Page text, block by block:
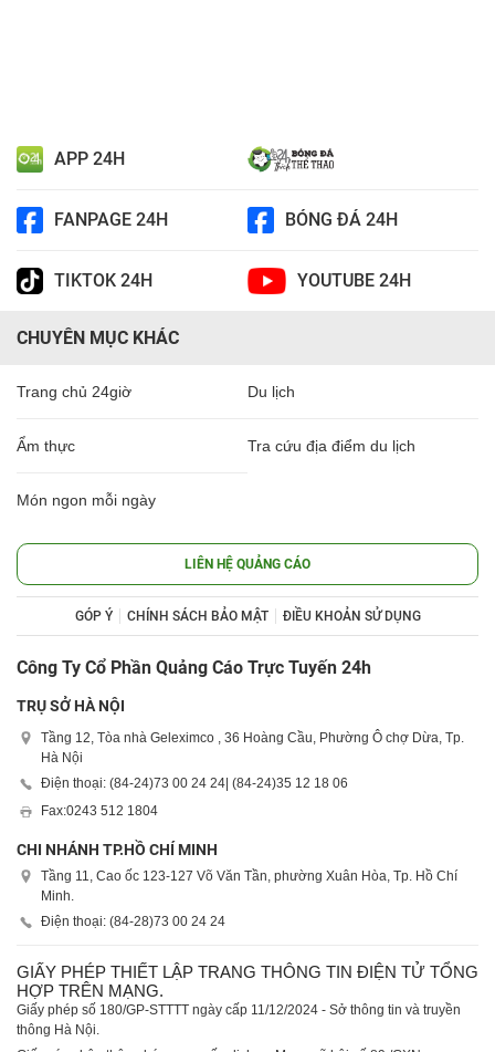
APP 24H
FANPAGE 24H BÓNG ĐÁ 24H
TIKTOK 24H YOUTUBE 24H
CHUYÊN MỤC KHÁC
Trang chủ 24giờ Du lịch
Ẩm thực Tra cứu địa điểm du lịch
Món ngon mỗi ngày
LIÊN HỆ QUẢNG CÁO
GÓP Ý CHÍNH SÁCH BẢO MẬT ĐIỀU KHOẢN SỬ DỤNG
Công Ty Cổ Phần Quảng Cáo Trực Tuyến 24h
TRỤ SỞ HÀ NỘI
Tầng 12, Tòa nhà Geleximco , 36 Hoàng Cầu, Phường Ô chợ Dừa, Tp.
Hà Nội
Điện thoại: (84-24)73 00 24 24| (84-24)35 12 18 06
Fax:0243 512 1804
CHI NHÁNH TP.HỒ CHÍ MINH
Tầng 11, Cao ốc 123-127 Võ Văn Tần, phường Xuân Hòa, Tp. Hồ Chí
Minh.
Điện thoại: (84-28)73 00 24 24
GIẤY PHÉP THIẾT LẬP TRANG THÔNG TIN ĐIỆN TỬ TỔNG
HỢP TRÊN MẠNG.
Giấy phép số 180/GP-STTTT ngày cấp 11/12/2024 - Sở thông tin và truyền
thông Hà Nội.